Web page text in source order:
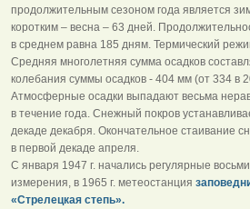
продолжительным сезоном года является
коротким – весна – 63 дней.
в среднем равна 185 дням. Термический
Средняя многолетняя сумма осадков
колебания суммы осадков - 404 мм (от 334 в
Атмосферные осадки выпадают весьма
в течение года. Снежный покров
декаде декабря. Окончательное стаивание
в первой декаде апреля.
С января 1947 г. начались регулярные
измерения, в 1965 г. метеостанция
«Стрелецкая степь».